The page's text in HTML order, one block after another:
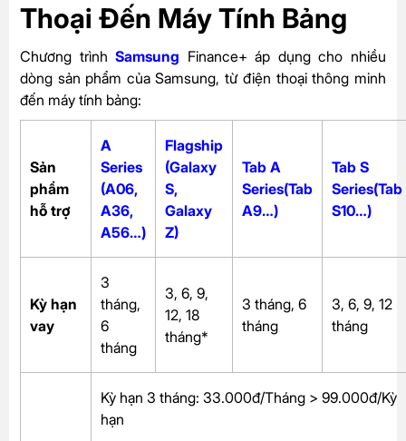
Thoại Đến Máy Tính Bảng
Chương trìnhSamsung Finance+ áp dụng cho nhiều
dòng sản phẩm của Samsung, từ điện thoại thông minh
đến máy tính bảng:
Sản
phẩm
hỗ trợ
A
Series
(A06,
A36,
A56…)
Flagship
(Galaxy
S,
Galaxy
Z)
Tab A
Series(Tab
A9…)
Tab S
Series(Tab
S10…)
Kỳ hạn
vay
3
tháng,
6
tháng
3, 6, 9,
12, 18
tháng*
3 tháng, 6
tháng
3, 6, 9, 12
tháng
Kỳ hạn 3 tháng: 33.000đ/Tháng > 99.000đ/Kỳ
hạn